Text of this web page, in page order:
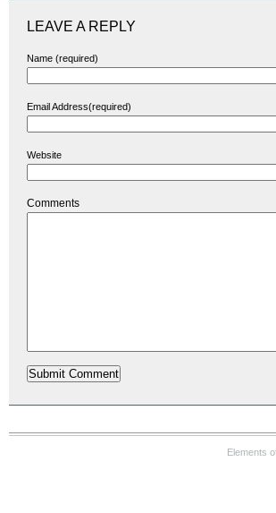
LEAVE A REPLY
Name (required)
Email Address(required)
Website
Comments
Elements